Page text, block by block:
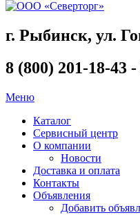
г. Рыбинск, ул.
8 (800) 201-18-43
Меню
Каталог
Сервисный центр
О компании
Новости
Доставка и оплата
Контакты
Объявления
Добавить